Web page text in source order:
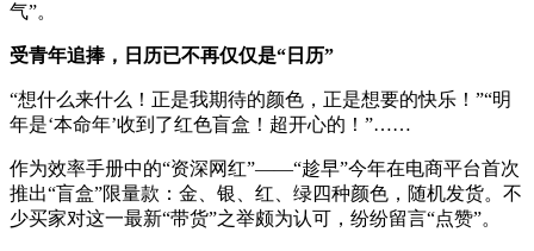
气”。
受青年追捧，日历已不再仅仅是“日历”
“想什么来什么！正是我期待的颜色，正是想要的快乐！”“明
年是‘本命年’收到了红色盲盒！超开心的！”……
作为效率手册中的“资深网红”——“趁早”今年在电商平台首次
推出“盲盒”限量款：金、银、红、绿四种颜色，随机发货。不
少买家对这一最新“带货”之举颇为认可，纷纷留言“点赞”。